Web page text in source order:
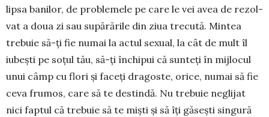
lipsa ba­nilor, de problemele pe care le vei avea de rezol­
vat a doua zi sau supărările din ziua trecută. Mintea
trebuie să-ți fie numai la actul sexual, la cât de mult îl
iubești pe soțul tău, să-ți închipui că sunteți în mijlocul
unui câmp cu flori și faceți dragoste, orice, numai să fie
ceva frumos, care să te des­tindă. Nu trebuie negli­jat
nici faptul că trebuie să te miști și să îți gă­sești singură